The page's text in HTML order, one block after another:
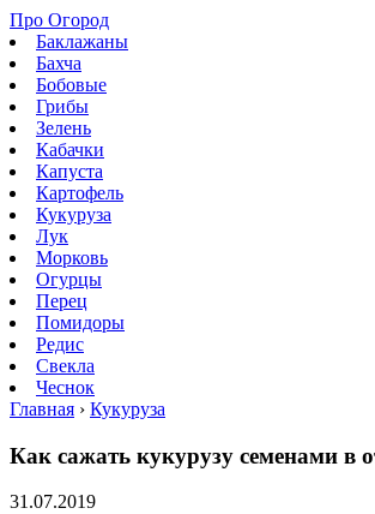
Про Огород
Баклажаны
Бахча
Бобовые
Грибы
Зелень
Кабачки
Капуста
Картофель
Кукуруза
Лук
Морковь
Огурцы
Перец
Помидоры
Редис
Свекла
Чеснок
Главная › Кукуруза
Как сажать кукурузу семенами в
31.07.2019